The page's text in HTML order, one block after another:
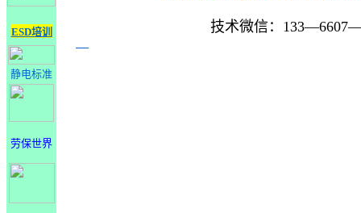
ESD培训
静电标准
劳保世界
技术微信：